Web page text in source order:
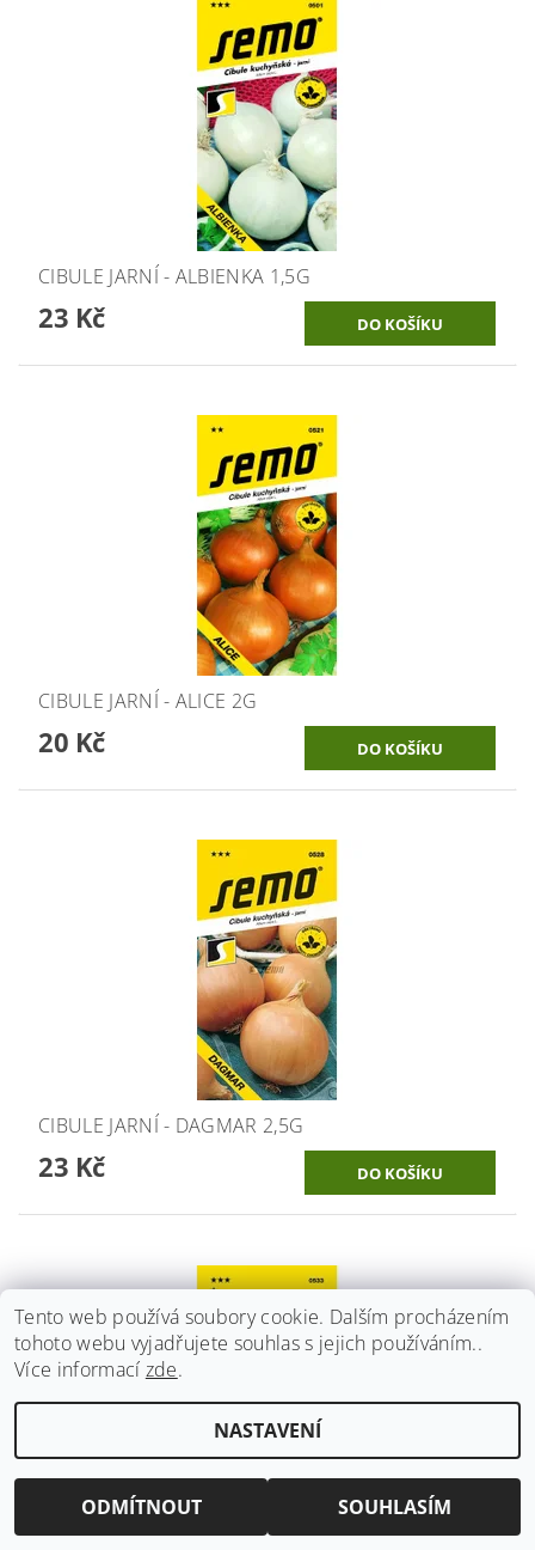
CIBULE JARNÍ - ALBIENKA 1,5G
23 Kč
CIBULE JARNÍ - ALICE 2G
20 Kč
CIBULE JARNÍ - DAGMAR 2,5G
23 Kč
Tento web používá soubory cookie. Dalším procházením
tohoto webu vyjadřujete souhlas s jejich používáním..
Více informací zde.
NASTAVENÍ
ODMÍTNOUT SOUHLASÍM